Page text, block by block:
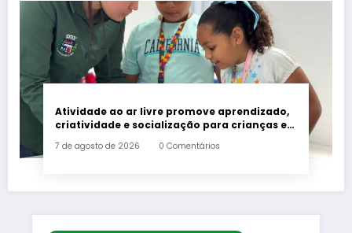
Atividade ao ar livre promove aprendizado,
criatividade e socialização para crianças e
7 de agosto de 2026 0 Comentários